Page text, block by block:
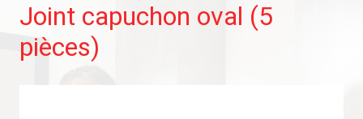
Joint capuchon oval (5
pièces)